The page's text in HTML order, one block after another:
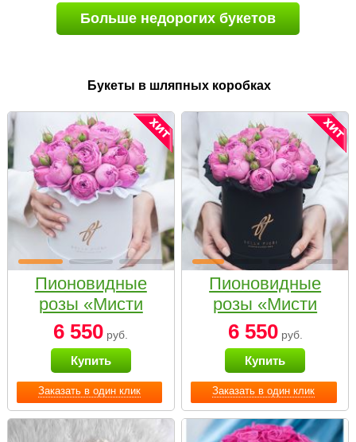
Больше недорогих букетов
Букеты в шляпных коробках
Заказать в один клик
Пионовидные
розы «Мисти
бабблс» в белой
коробке Small
6 550 руб.
Купить
Заказать в один клик
Пионовидные
розы «Мисти
бабблс» в
черной коробке
Small
6 550руб.
Купить